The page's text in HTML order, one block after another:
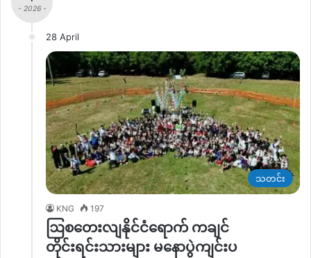
- 2026 -
28 April
သတင်း
KNG 197
ဩစတေးလျနိုင်ငံရောက် ကချင်
တိုင်းရင်းသားများ မနောပွဲကျင်းပ